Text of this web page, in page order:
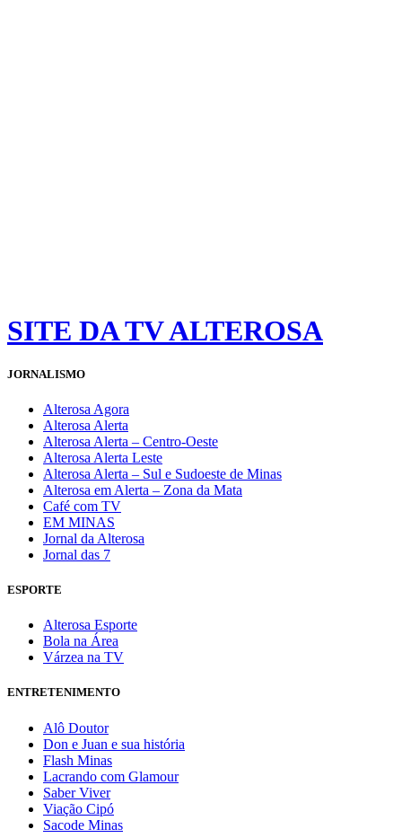
SITE DA TV ALTEROSA
JORNALISMO
Alterosa Agora
Alterosa Alerta
Alterosa Alerta – Centro-Oeste
Alterosa Alerta Leste
Alterosa Alerta – Sul e Sudoeste de Minas
Alterosa em Alerta – Zona da Mata
Café com TV
EM MINAS
Jornal da Alterosa
Jornal das 7
ESPORTE
Alterosa Esporte
Bola na Área
Várzea na TV
ENTRETENIMENTO
Alô Doutor
Don e Juan e sua história
Flash Minas
Lacrando com Glamour
Saber Viver
Viação Cipó
Sacode Minas